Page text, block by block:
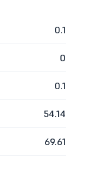
0.1
0
0.1
54.14
69.61